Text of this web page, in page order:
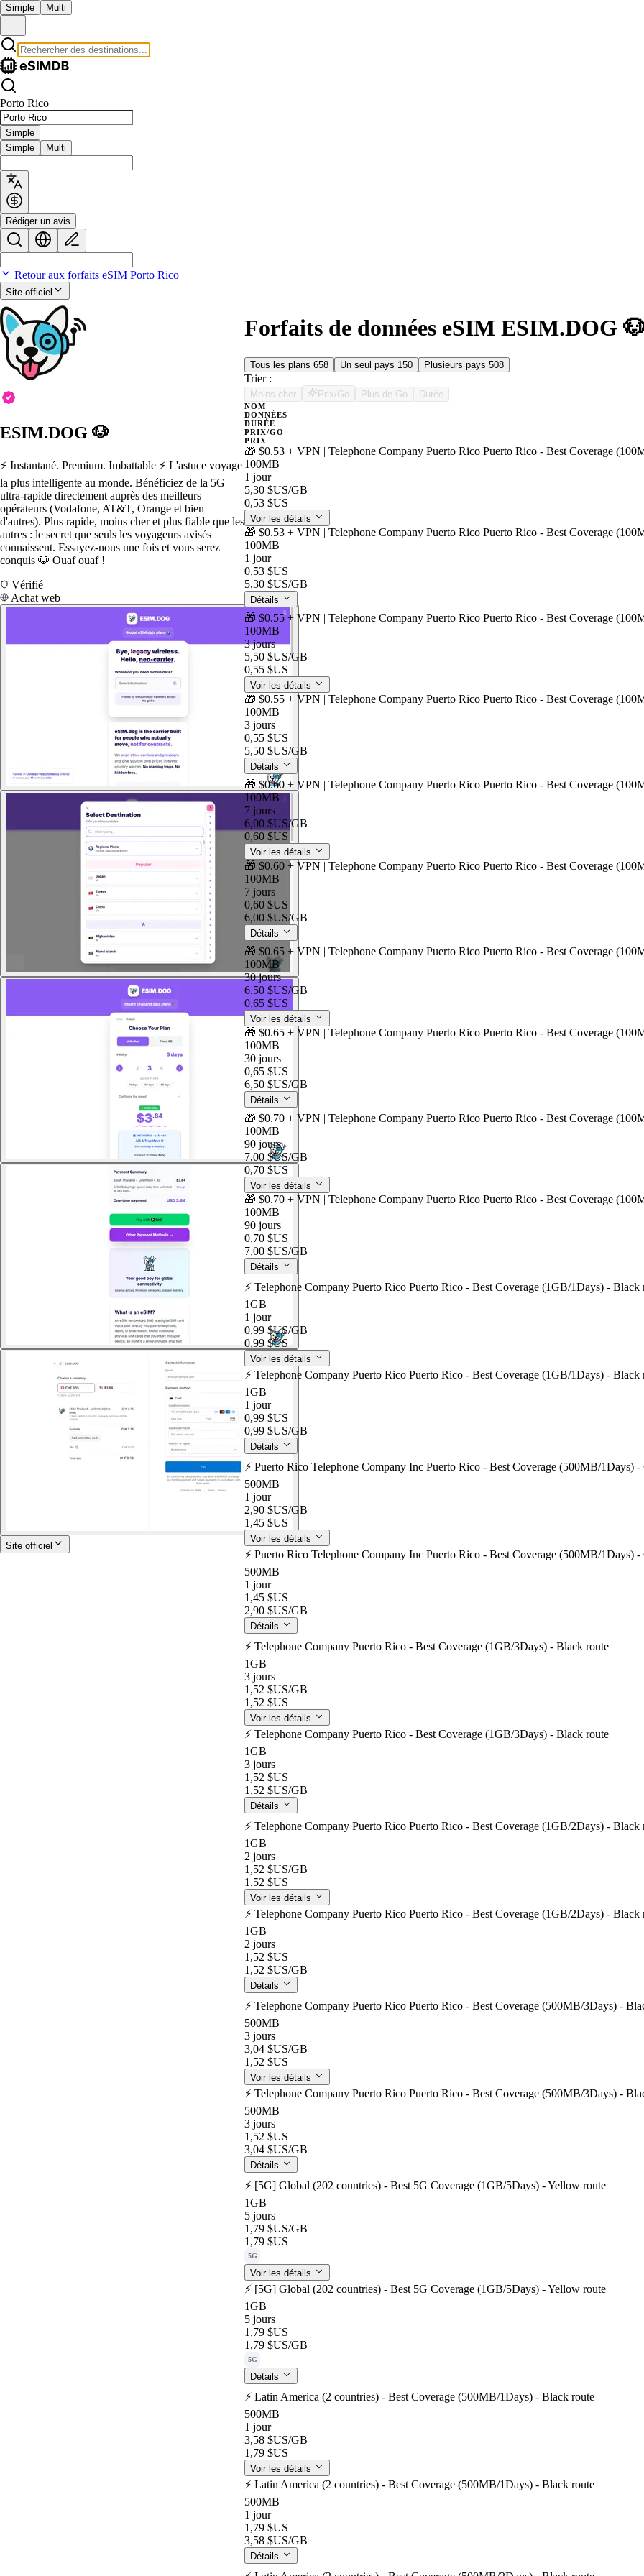
Simple Multi
Porto Rico
Simple
Simple
Multi
Rédiger un avis
Retour aux forfaits eSIM Porto Rico
Site officiel
ESIM.DOG 🐶
⚡️ Instantané. Premium. Imbattable ⚡️ L'astuce voyage
la plus intelligente au monde. Bénéficiez de la 5G
ultra-rapide directement auprès des meilleurs
opérateurs (Vodafone, AT&T, Orange et bien
d'autres). Plus rapide, moins cher et plus fiable que les
autres : le secret que seuls les voyageurs avisés
connaissent. Essayez-nous une fois et vous serez
conquis 🐶 Ouaf ouaf !
Vérifié
Achat web
Site officiel
Forfaits de données eSIM ESIM.DOG
Tous les plans 658 Un seul pays 150 Plusieurs pays 508
Trier :
Moins cher Prix/Go Plus de Go Durée
NOM
DONNÉES
DURÉE
PRIX/GO
PRIX
🎁 $0.53 + VPN | Telephone Company Puerto Rico Puerto Rico - Best Coverage
100MB
1 jour
5,30 $US/GB
0,53 $US
Voir les détails
🎁 $0.53 + VPN | Telephone Company Puerto Rico Puerto Rico - Best Coverage
100MB
1 jour
0,53 $US
5,30 $US/GB
Détails
🎁 $0.55 + VPN | Telephone Company Puerto Rico Puerto Rico - Best Coverage
100MB
3 jours
5,50 $US/GB
0,55 $US
Voir les détails
🎁 $0.55 + VPN | Telephone Company Puerto Rico Puerto Rico - Best Coverage
100MB
3 jours
0,55 $US
5,50 $US/GB
Détails
🎁 $0.60 + VPN | Telephone Company Puerto Rico Puerto Rico - Best Coverage
100MB
7 jours
6,00 $US/GB
0,60 $US
Voir les détails
🎁 $0.60 + VPN | Telephone Company Puerto Rico Puerto Rico - Best Coverage
100MB
7 jours
0,60 $US
6,00 $US/GB
Détails
🎁 $0.65 + VPN | Telephone Company Puerto Rico Puerto Rico - Best Coverage
100MB
30 jours
6,50 $US/GB
0,65 $US
Voir les détails
🎁 $0.65 + VPN | Telephone Company Puerto Rico Puerto Rico - Best Coverage
100MB
30 jours
0,65 $US
6,50 $US/GB
Détails
🎁 $0.70 + VPN | Telephone Company Puerto Rico Puerto Rico - Best Coverage
100MB
90 jours
7,00 $US/GB
0,70 $US
Voir les détails
🎁 $0.70 + VPN | Telephone Company Puerto Rico Puerto Rico - Best Coverage
100MB
90 jours
0,70 $US
7,00 $US/GB
Détails
⚡️ Telephone Company Puerto Rico Puerto Rico - Best Coverage (1GB/1Days) - Black
1GB
1 jour
0,99 $US/GB
0,99 $US
Voir les détails
⚡️ Telephone Company Puerto Rico Puerto Rico - Best Coverage (1GB/1Days) - Black
1GB
1 jour
0,99 $US
0,99 $US/GB
Détails
⚡️ Puerto Rico Telephone Company Inc Puerto Rico - Best Coverage (500MB/1Days) -
500MB
1 jour
2,90 $US/GB
1,45 $US
Voir les détails
⚡️ Puerto Rico Telephone Company Inc Puerto Rico - Best Coverage (500MB/1Days) -
500MB
1 jour
1,45 $US
2,90 $US/GB
Détails
⚡️ Telephone Company Puerto Rico - Best Coverage (1GB/3Days) - Black route
1GB
3 jours
1,52 $US/GB
1,52 $US
Voir les détails
⚡️ Telephone Company Puerto Rico - Best Coverage (1GB/3Days) - Black route
1GB
3 jours
1,52 $US
1,52 $US/GB
Détails
⚡️ Telephone Company Puerto Rico Puerto Rico - Best Coverage (1GB/2Days) - Black
1GB
2 jours
1,52 $US/GB
1,52 $US
Voir les détails
⚡️ Telephone Company Puerto Rico Puerto Rico - Best Coverage (1GB/2Days) - Black
1GB
2 jours
1,52 $US
1,52 $US/GB
Détails
⚡️ Telephone Company Puerto Rico Puerto Rico - Best Coverage (500MB/3Days) -
500MB
3 jours
3,04 $US/GB
1,52 $US
Voir les détails
⚡️ Telephone Company Puerto Rico Puerto Rico - Best Coverage (500MB/3Days) -
500MB
3 jours
1,52 $US
3,04 $US/GB
Détails
⚡️ [5G] Global (202 countries) - Best 5G Coverage (1GB/5Days) - Yellow route
1GB
5 jours
1,79 $US/GB
1,79 $US
5G
Voir les détails
⚡️ [5G] Global (202 countries) - Best 5G Coverage (1GB/5Days) - Yellow route
1GB
5 jours
1,79 $US
1,79 $US/GB
5G
Détails
⚡️ Latin America (2 countries) - Best Coverage (500MB/1Days) - Black route
500MB
1 jour
3,58 $US/GB
1,79 $US
Voir les détails
⚡️ Latin America (2 countries) - Best Coverage (500MB/1Days) - Black route
500MB
1 jour
1,79 $US
3,58 $US/GB
Détails